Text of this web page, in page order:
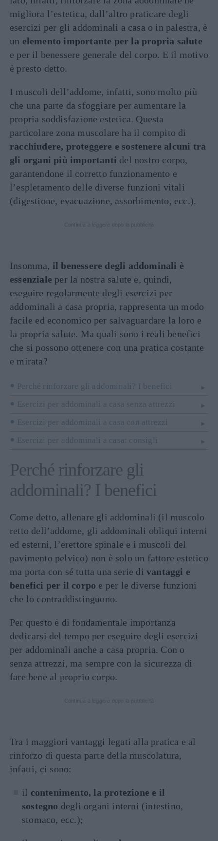
migliora l’estetica, dall’altro praticare degli
esercizi per gli addominali a casa o in palestra, è
un elemento importante per la propria salute
e per il benessere generale del corpo. E il motivo
è presto detto.
I muscoli dell’addome, infatti, sono molto più
che una parte da sfoggiare per aumentare la
propria soddisfazione estetica. Questa
particolare zona muscolare ha il compito di
racchiudere, proteggere e sostenere alcuni tra
gli organi più importanti del nostro corpo,
garantendone il corretto funzionamento e
l’espletamento delle diverse funzioni vitali
(digestione, evacuazione, assorbimento, ecc.).
Insomma, il benessere degli addominali è
essenziale per la nostra salute e, quindi,
eseguire regolarmente degli esercizi per
addominali a casa propria, rappresenta un modo
facile ed economico per salvaguardare la loro e
la propria salute. Ma quali sono i reali benefici
che si possono ottenere con una pratica costante
e mirata?
Perché rinforzare gli addominali? I benefici
Esercizi per addominali a casa senza attrezzi
Esercizi per addominali a casa con attrezzi
Esercizi per addominali a casa: consigli
Perché rinforzare gli
addominali? I benefici
Come detto, allenare gli addominali (il muscolo
retto dell’addome, gli addominali obliqui interni
ed esterni, l’erettore spinale e i muscoli del
pavimento pelvico) non è solo un fattore estetico
ma porta con sé tutta una serie di vantaggi e
benefici per il corpo e per le diverse funzioni
che lo contraddistinguono.
Per questo è di fondamentale importanza
dedicarsi del tempo per eseguire degli esercizi
per addominali anche a casa propria. Con o
senza attrezzi, ma sempre con la sicurezza di
fare bene al proprio corpo.
Tra i maggiori vantaggi legati alla pratica e al
rinforzo di questa parte della muscolatura,
infatti, ci sono:
il contenimento, la protezione e il
sostegno degli organi interni (intestino,
stomaco, ecc.);